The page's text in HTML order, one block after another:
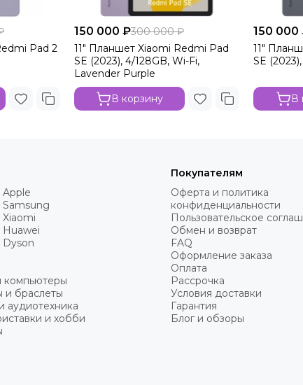
Pad 2
150 000 ₽300 000 ₽
11" Планшет Xiaomi Redmi Pad
SE (2023), 4/128GB, Wi-Fi,
Lavender Purple
В корзину
150 000
11"
SE
В
компьютеры
и браслеты
аудиотехника
и хобби
Покупателям
Оферта и политика
конфиденциальности
Пользовательское
Обмен и возврат
FAQ
Оформление заказа
Оплата
Рассрочка
Условия доставки
Гарантия
Блог и обзоры